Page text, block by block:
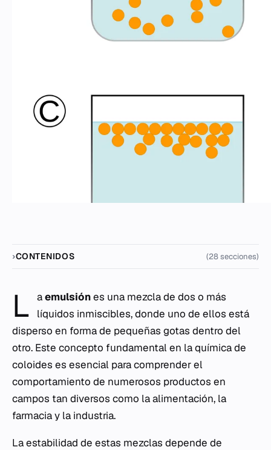
CONTENIDOS (28 secciones)
L aemulsiónes una mezcla de dos o más
líquidos inmiscibles, donde uno de ellos está
disperso en forma de pequeñas gotas dentro del
otro. Este concepto fundamental en la química de
coloides es esencial para comprender el
comportamiento de numerosos productos en
campos tan diversos como la alimentación, la
farmacia y la industria.
La estabilidad de estas mezclas depende de